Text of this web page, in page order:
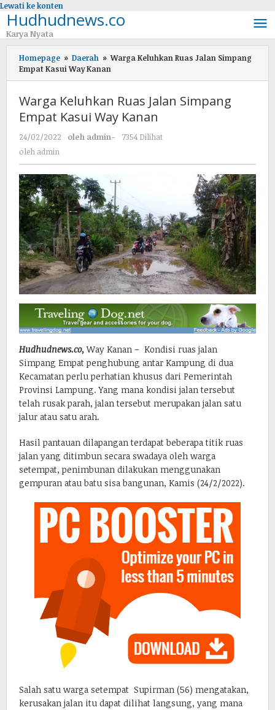
Lewati ke konten
Hudhudnews.co
Karya Nyata
Homepage » Daerah » Warga Keluhkan Ruas Jalan Simpang
Empat Kasui Way Kanan
Warga Keluhkan Ruas Jalan Simpang
Empat Kasui Way Kanan
24/02/2022 oleh admin-
7354 Dilihat
oleh admin
Hudhudnews.co,Way Kanan – Kondisi ruas jalan
Simpang Empat penghubung antar Kampung di dua
Kecamatan perlu perhatian khusus dari Pemerintah
Provinsi Lampung. Yang mana kondisi jalan tersebut
telah rusak parah, jalan tersebut merupakan jalan satu
jalur atau satu arah.
Hasil pantauan dilapangan terdapat beberapa titik ruas
jalan yang ditimbun secara swadaya oleh warga
setempat, penimbunan dilakukan menggunakan
gempuran atau batu sisa bangunan, Kamis (24/2/2022).
Salah satu warga setempat Supirman (56) mengatakan,
kerusakan jalan itu dapat dilihat langsung, yang mana